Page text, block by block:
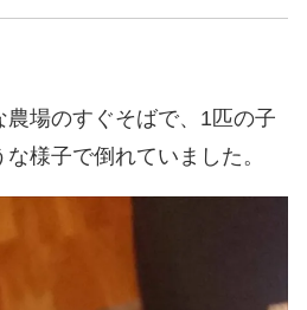
農場のすぐそばで、1匹の子
様子で倒れていました。